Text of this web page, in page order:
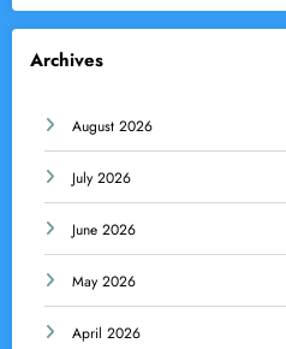
Archives
August 2026
July 2026
June 2026
May 2026
April 2026